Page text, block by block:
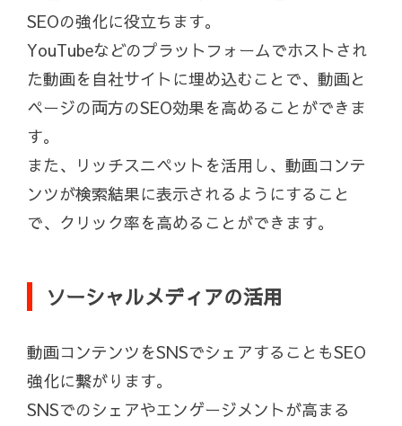
SEOの強化に役立ちます。
YouTubeなどのプラットフォームでホストされ
た動画を自社サイトに埋め込むことで、動画と
ページの両方のSEO効果を高めることができま
す。
また、リッチスニペットを活用し、動画コンテ
ンツが検索結果に表示されるようにすること
で、クリック率を高めることができます。
ソーシャルメディアの活用
動画コンテンツをSNSでシェアすることもSEO
強化に繋がります。
SNSでのシェアやエンゲージメントが高まる